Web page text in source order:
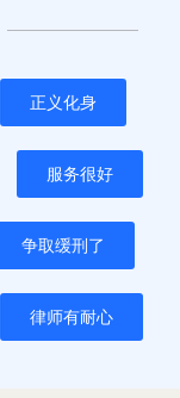
正义化身
服务很好
争取缓刑了
律师有耐心